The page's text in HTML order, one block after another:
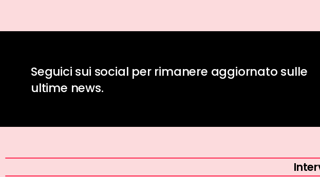
Seguici sui social per rimanere aggiornato sulle
ultime news.